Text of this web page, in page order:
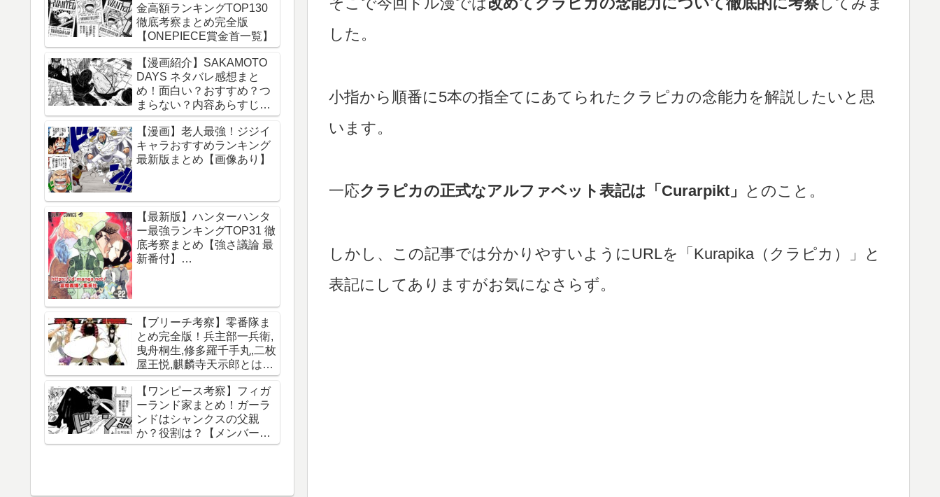
した。
小指から順番に5本の指全てにあてられたクラピカの念能力を解説したいと思
います。
一応クラピカの正式なアルファベット表記は「Curarpikt」 とのこと。
しかし、この記事では分かりやすいようにURLを「Kurapika（クラピカ）」と
表記にしてありますがお気になさらず。
金高額ランキングTOP130
徹底考察まとめ完全版
【ONEPIECE賞金首一覧】
【漫画紹介】SAKAMOTO
DAYS ネタバレ感想まと
め！面白い？おすすめ？つ
まらない？内容あらすじレ
ビュー【サカモトデイズ】
【漫画】老人最強！ジジイ
キャラおすすめランキング
最新版まとめ【画像あり】
【最新版】ハンターハンタ
ー最強ランキングTOP31 徹
底考察まとめ【強さ議論 最
新番付】
【ブリーチ考察】零番隊ま
とめ完全版！兵主部一兵衛,
曳舟桐生,修多羅千手丸,二枚
屋王悦,麒麟寺天示郎とは？
王鍵とは？異名は？声優CV
は？必殺技は？【霊王宮】
【泉湯鬼・穀王・刀神・大
織守・まなこ和尚】
【ワンピース考察】フィガ
ーランド家まとめ！ガーラ
ンドはシャンクスの父親
か？役割は？【メンバー一
覧】